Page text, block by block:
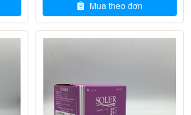
cho người dưới 18 tuổi.
trọng khi dùng
Mua theo đơn